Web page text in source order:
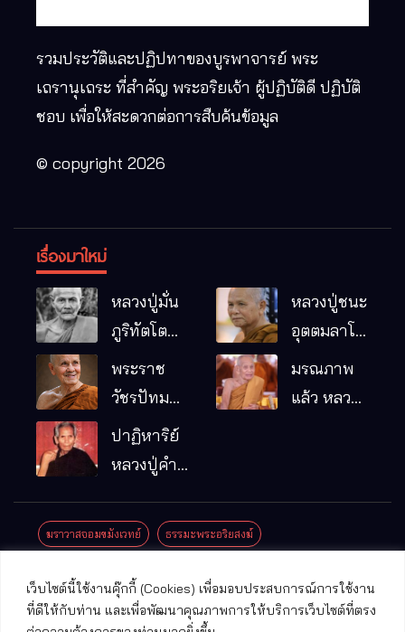
เว็บไซต์นี้ใช้งานคุ๊กกี้ (Cookies) เพื่อมอบประสบการณ์การใช้งาน
ที่ดีให้กับท่าน และเพื่อพัฒนาคุณภาพการให้บริการเว็บไซต์ที่ตรง
รวมประวัติและปฏิปทาของบูรพาจารย์ พระ
เถรานุเถระ ที่สำคัญ พระอริยเจ้า ผู้ปฏิบัติดี ปฏิบัติ
ชอบ เพื่อให้สะดวกต่อการสืบค้นข้อมูล
© copyright 2026
เรื่องมาใหม่
หลวงปู่มั่น
ภูริทัตโต
พระอริยเจ้า
ผู้เป็นบิดา
รมฐาน
หลวงปู่ชนะ
อุตตมลาโภ
หมากอื๋อ
พระราช
วัชรปัทม
คุณ (หลวง
ปู่บัวเกตุ
แล้ว วัดป่า
อ.แม่ริม
มรณภาพ
แล้ว หลวง
ปาฏิหาริย์
หลวงปู่คำ
มณี
ฆราวาสจอมขมังเวทย์ ธรรมะพระอริยสงฆ์
ปาฏิหาริย์พระเครื่อง พระธาตุศักดิ์สิทธิ์